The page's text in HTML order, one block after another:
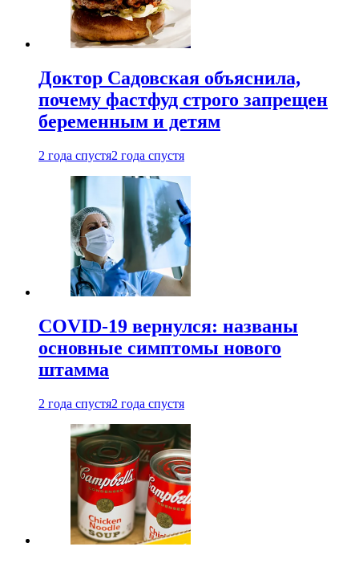
Доктор Садовская объяснила,
почему фастфуд строго запрещен
беременным и детям
2 года спустя2 года спустя
COVID-19 вернулся: названы
основные симптомы нового
штамма
2 года спустя2 года спустя